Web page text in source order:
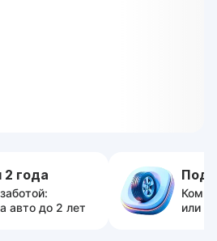
2 года
авто до 2 лет
или